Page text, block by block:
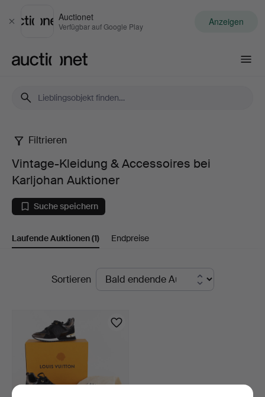
Schließen
Auctionet
Verfügbar auf Google Play Anzeigen
Vintage-
Kleidung
&
Accessoires
Karljohan
Auktioner
Filtrieren
Vintage-Kleidung & Accessoires bei
Karljohan Auktioner
Suche speichern
Laufende Auktionen(1) Endpreise
LaufendeSortieren